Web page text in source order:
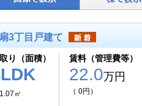
3丁目戸建て
り（面積）
㎡
賃料（管理費等）
22.0万円
（ 0円）